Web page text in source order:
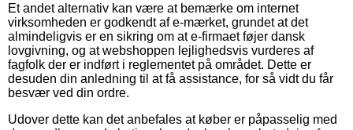
Et andet alternativ kan være at bemærke om internet
virksomheden er godkendt af e-mærket, grundet at det
almindeligvis er en sikring om at e-firmaet føjer dansk
lovgivning, og at webshoppen lejlighedsvis vurderes af
fagfolk der er indført i reglementet på området. Dette er
desuden din anledning til at få assistance, for så vidt du får
besvær ved din ordre.
Udover dette kan det anbefales at køber er påpasselig med